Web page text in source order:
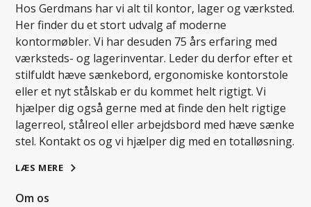
Hos Gerdmans har vi alt til kontor, lager og værksted.
Her finder du et stort udvalg af moderne
kontormøbler. Vi har desuden 75 års erfaring med
værksteds- og lagerinventar. Leder du derfor efter et
stilfuldt hæve sænkebord, ergonomiske kontorstole
eller et nyt stålskab er du kommet helt rigtigt. Vi
hjælper dig også gerne med at finde den helt rigtige
lagerreol, stålreol eller arbejdsbord med hæve sænke
stel. Kontakt os og vi hjælper dig med en totalløsning.
LÆS MERE
Om os